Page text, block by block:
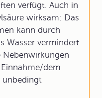
verfügt. Auch in
wirksam: Das
kann durch
Wasser vermindert
dem
unbedingt